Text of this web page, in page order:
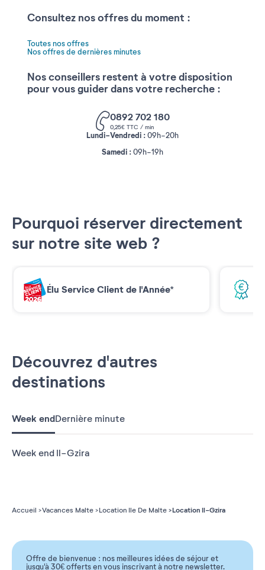
Consultez nos offres du moment :
Toutes nos offres
Nos offres de dernières minutes
Nos conseillers restent à votre disposition
pour vous guider dans votre recherche :
0892 702 180
0,25€ TTC / min
Lundi-Vendredi :09h-20h
Samedi :09h-19h
Pourquoi réserver directement
sur notre site web ?
Élu Service Client de l'Année*
Découvrez d'autres
destinations
Week endDernière minute
Week end Il-Gzira
Accueil Vacances Malte Location Ile De Malte Location Il-Gzira
Offre de bienvenue : nos meilleures idées de séjour et
jusqu'à 30€ offerts en vous inscrivant à notre newsletter.